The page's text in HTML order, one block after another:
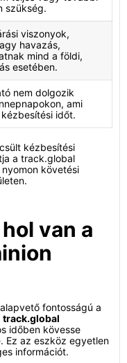
szükség.
viszonyok,
havazás,
mind a földi,
esetében.
nem dolgozik
ami
időt.
kézbesítési
a track.global
követési
van a
fontosságú a
track.global
időben kövesse
Ez az eszköz egyetlen
információt.